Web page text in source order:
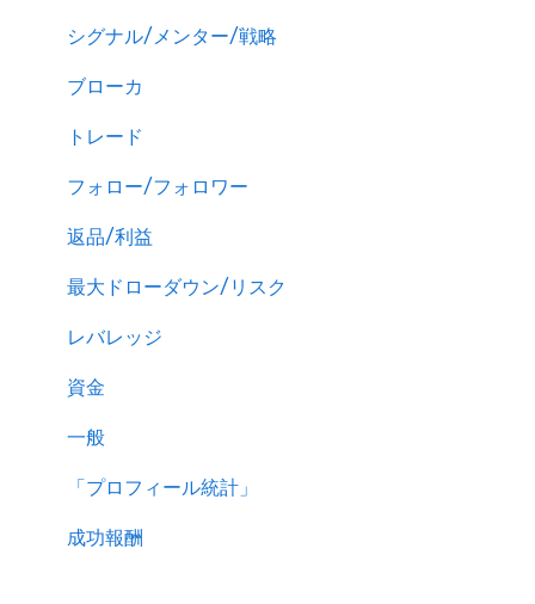
シグナル/メンター/戦略
ブローカ
トレード
フォロー/フォロワー
返品/利益
最大ドローダウン/リスク
レバレッジ
資金
一般
「プロフィール統計」
成功報酬